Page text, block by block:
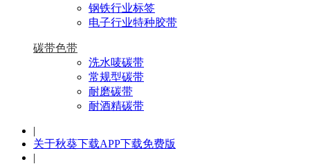
钢铁行业标签
电子行业特种胶带
碳带色带
洗水唛碳带
常规型碳带
耐磨碳带
耐酒精碳带
|
关于秋葵下载APP下载免费版
|